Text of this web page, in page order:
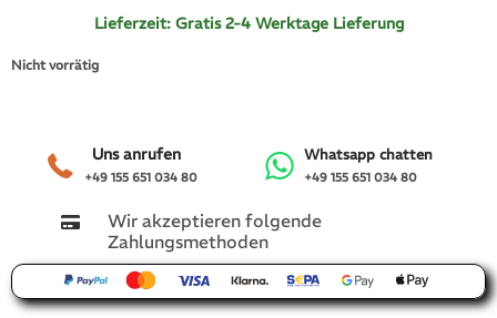
Lieferzeit: Gratis 2-4 Werktage Lieferung
Nicht vorrätig
+49 155 651 034 80
Uns anrufen
+49 155 651 034 80
Whatsapp chatten
Wir akzeptieren folgende
Zahlungsmethoden